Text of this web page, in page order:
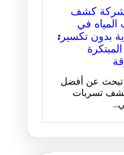
كشف
في
بدون تكسير:
تبحث عن أفضل
تسربات